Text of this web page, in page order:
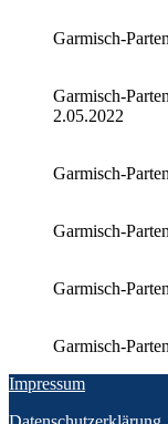
Garmisch-
Garmisch-
2.05.2022
Garmisch-
Garmisch-
Garmisch-
Garmisch-
Impressum